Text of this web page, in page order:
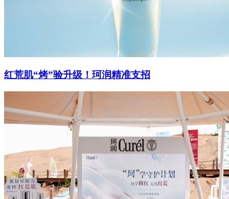
红荒肌“烤”验升级！珂润精准支招